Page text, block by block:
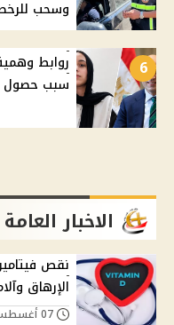
وسحب
6
روابط
سبب حصول ريم محمد
الاخبار العامة
الإرهاق